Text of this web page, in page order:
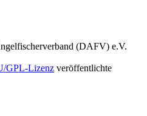
(DAFV) e.V.
GPL-Lizenz veröffentlichte